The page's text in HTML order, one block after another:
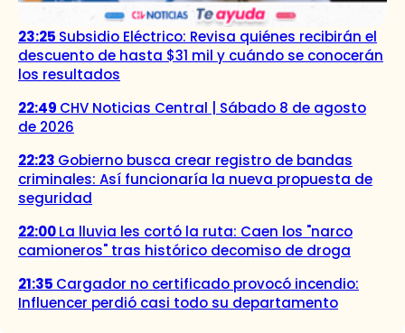
23:25 Subsidio Eléctrico: Revisa quiénes recibirán el
descuento de hasta $31 mil y cuándo se conocerán
los resultados
22:49 CHV Noticias Central | Sábado 8 de agosto
de 2026
22:23 Gobierno busca crear registro de bandas
criminales: Así funcionaría la nueva propuesta de
seguridad
22:00La lluvia les cortó la ruta: Caen los "narco
camioneros" tras histórico decomiso de droga
21:35 Cargador no certificado provocó incendio:
Influencer perdió casi todo su departamento